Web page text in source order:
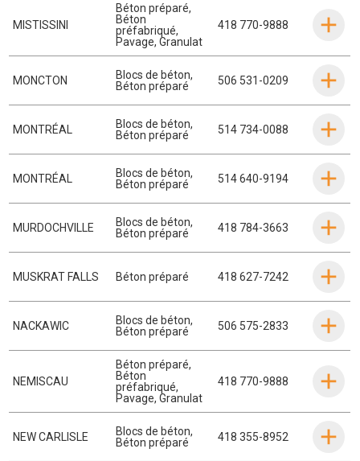
MISTISSINI
Béton préparé,
Béton
préfabriqué,
Pavage,Granulat
418 770-9888
MONCTON Blocs de béton,
Béton préparé
506 531-0209
MONTRÉAL Blocs de béton,
Béton préparé
514 734-0088
MONTRÉAL Blocs de béton,
Béton préparé
514 640-9194
MURDOCHVILLE Blocs de béton,
Béton préparé
418 784-3663
MUSKRAT FALLS Béton préparé 418 627-7242
NACKAWIC Blocs de béton,
Béton préparé
506 575-2833
NEMISCAU
Béton préparé,
Béton
préfabriqué,
Pavage,Granulat
418 770-9888
NEW CARLISLE Blocs de béton,
Béton préparé
418 355-8952